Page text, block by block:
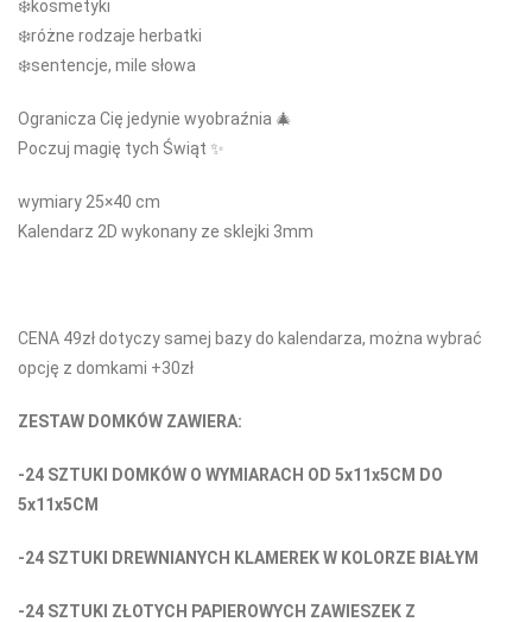
❄️kosmetyki
❄️różne rodzaje herbatki
❄️sentencje, mile słowa
Ogranicza Cię jedynie wyobraźnia 🎄
Poczuj magię tych Świąt ✨
wymiary 25×40 cm
Kalendarz 2D wykonany ze sklejki 3mm
CENA 49zł dotyczy samej bazy do kalendarza, można wybrać
opcję z domkami +30zł
ZESTAW DOMKÓW ZAWIERA:
-24 SZTUKI DOMKÓW O WYMIARACH OD 5x11x5CM DO
5x11x5CM
-24 SZTUKI DREWNIANYCH KLAMEREK W KOLORZE BIAŁYM
-24 SZTUKI ZŁOTYCH PAPIEROWYCH ZAWIESZEK Z